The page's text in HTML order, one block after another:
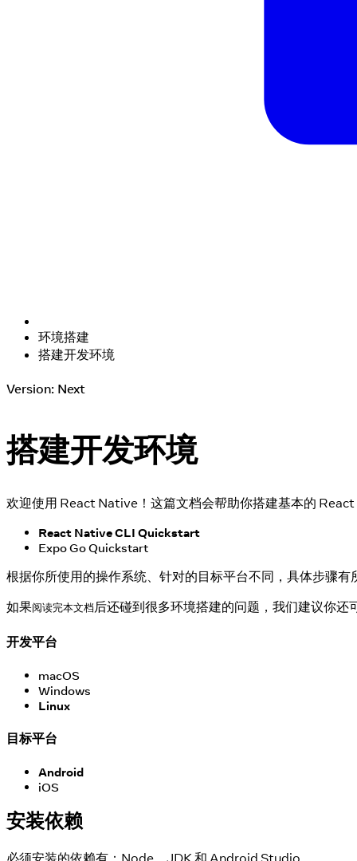
环境搭建
搭建开发环境
Version: Next
搭建开发环境
欢迎使用 React Native！这篇文档会帮助你搭建基本的
React Native CLI Quickstart
Expo Go Quickstart
根据你所使用的操作系统、针对的目标平台不同，具体步骤
如果阅读完本文档 后还碰到很多环境搭建的问题，我们建议你还
开发平台
macOS
Windows
Linux
目标平台
Android
iOS
安装依赖